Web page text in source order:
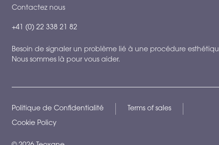
Contactez nous
+41 (0) 22 338 21 82
Besoin de signaler un problème lié à une procédure
Nous sommes là pour vous aider.
Politique de Confidentialité Terms of sales
Cookie Policy